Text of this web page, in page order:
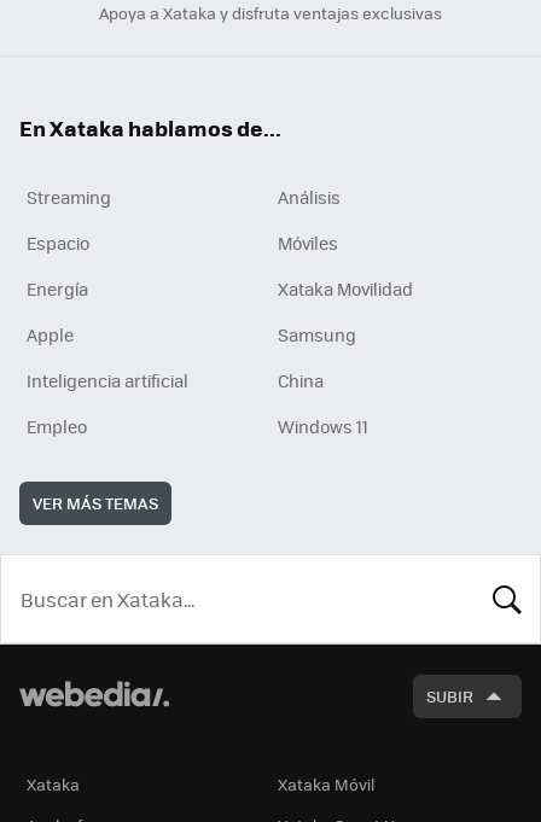
Apoya a Xataka y disfruta ventajas exclusivas
En Xataka hablamos de...
Streaming
Análisis
Espacio
Móviles
Energía
Xataka Movilidad
Apple
Samsung
Inteligencia artificial
China
Empleo
Windows 11
VER MÁS TEMAS
SUBIR
Xataka
Xataka Móvil